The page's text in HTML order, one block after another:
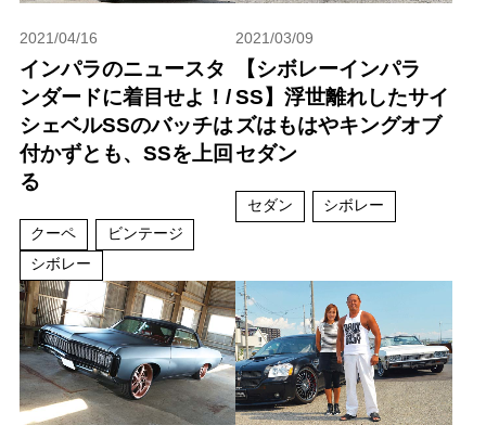
2021/04/16
インパラのニュースタ
ンダードに着目せよ！/
シェベルSSのバッチは
付かずとも、SSを上回
る
クーペ
ビンテージ
シボレー
2021/03/09
【シボレーインパラ
SS】浮世離れしたサイ
ズはもはやキングオブ
セダン
セダン シボレー